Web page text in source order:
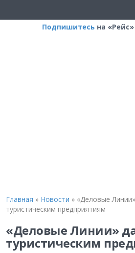
Подпишитесь на
Главная » Новости » «Деловые
туристическим предприятиям
«Деловые Линии»
туристическим